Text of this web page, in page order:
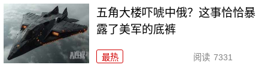
五角大楼吓唬中俄？这事恰恰暴
露了美军的底裤
最热 阅读 7331